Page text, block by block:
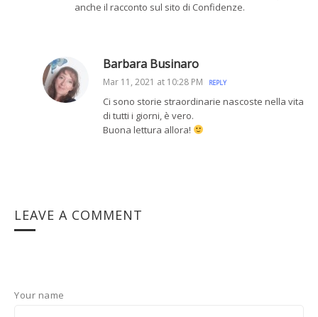
anche il racconto sul sito di Confidenze.
Barbara Businaro
Mar 11, 2021 at 10:28 PM REPLY
Ci sono storie straordinarie nascoste nella vita
di tutti i giorni, è vero.
Buona lettura allora!
LEAVE A COMMENT
Your name